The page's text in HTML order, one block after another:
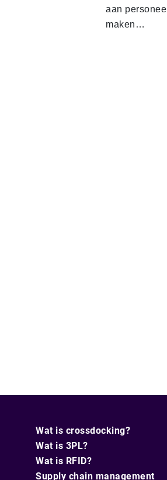
aan personeel
maken…
Wat is crossdocking?
Wat is 3PL?
Wat is RFID?
Supply chain management